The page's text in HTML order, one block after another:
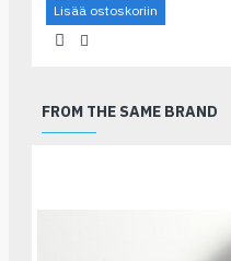
Lisää ostoskoriin
FROM THE SAME BRAND